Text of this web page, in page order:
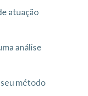
atuação
análise
método